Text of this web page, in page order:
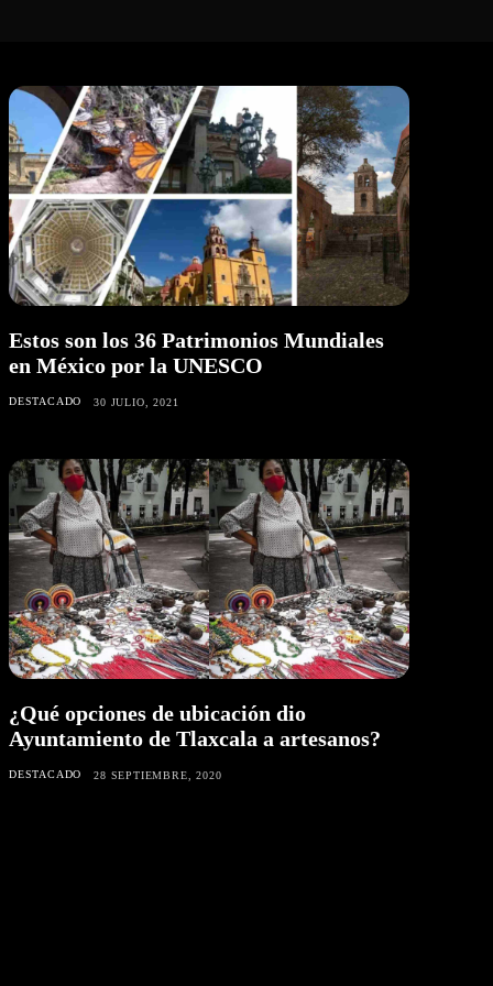
Estos son los 36 Patrimonios Mundiales
en México por la UNESCO
DESTACADO 30 JULIO, 2021
¿Qué opciones de ubicación dio
Ayuntamiento de Tlaxcala a artesanos?
DESTACADO 28 SEPTIEMBRE, 2020